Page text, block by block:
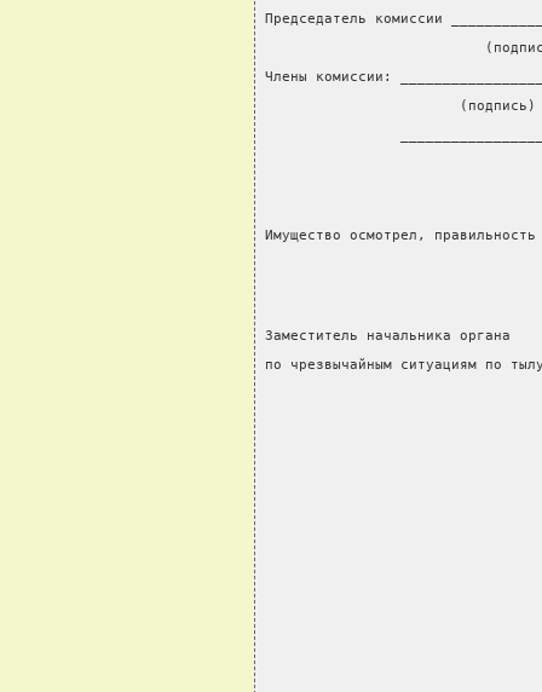
Председатель комиссии
Члены комиссии:
                       (подпись)
Имущество осмотрел,
Заместитель начальника органа
по чрезвычайным ситуациям по